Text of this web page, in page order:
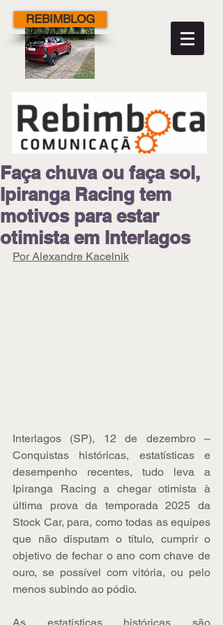
REBIMBLOG
Faça chuva ou faça sol,
Ipiranga Racing tem
motivos para estar
otimista em Interlagos
Por Alexandre Kacelnik
Interlagos (SP), 12 de dezembro –
Conquistas históricas, estatísticas e
desempenho recentes, tudo leva a
Ipiranga Racing a chegar otimista à
última prova da temporada 2025 da
Stock Car, para, como todas as equipes
que não disputam o título, cumprir o
objetivo de fechar o ano com chave de
ouro, se possível com vitória, ou pelo
menos subindo ao pódio.